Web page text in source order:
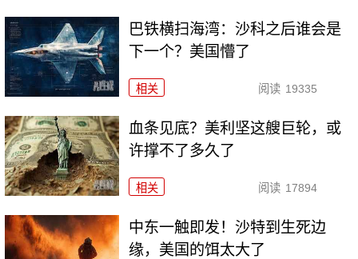
巴铁横扫海湾：沙科之后谁会是
下一个？美国懵了
相关 阅读 19335
血条见底？美利坚这艘巨轮，或
许撑不了多久了
相关 阅读 17894
中东一触即发！沙特到生死边
缘，美国的饵太大了